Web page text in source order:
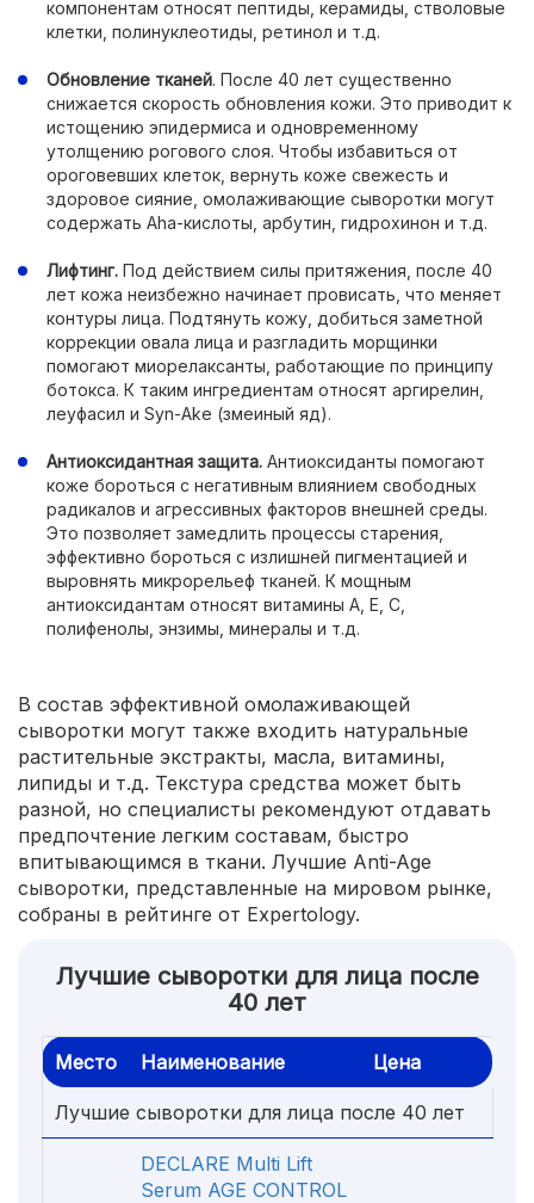
компонентам относят пептиды, керамиды, стволовые
клетки, полинуклеотиды, ретинол и т.д.
Обновление тканей. После 40 лет существенно
снижается скорость обновления кожи. Это приводит к
истощению эпидермиса и одновременному
утолщению рогового слоя. Чтобы избавиться от
ороговевших клеток, вернуть коже свежесть и
здоровое сияние, омолаживающие сыворотки могут
содержать Aha-кислоты, арбутин, гидрохинон и т.д.
Лифтинг. Под действием силы притяжения, после 40
лет кожа неизбежно начинает провисать, что меняет
контуры лица. Подтянуть кожу, добиться заметной
коррекции овала лица и разгладить морщинки
помогают миорелаксанты, работающие по принципу
ботокса. К таким ингредиентам относят аргирелин,
леуфасил и Syn-Ake (змеиный яд).
Антиоксидантная защита. Антиоксиданты помогают
коже бороться с негативным влиянием свободных
радикалов и агрессивных факторов внешней среды.
Это позволяет замедлить процессы старения,
эффективно бороться с излишней пигментацией и
выровнять микрорельеф тканей. К мощным
антиоксидантам относят витамины А, Е, С,
полифенолы, энзимы, минералы и т.д.
В состав эффективной омолаживающей
сыворотки могут также входить натуральные
растительные экстракты, масла, витамины,
липиды и т.д. Текстура средства может быть
разной, но специалисты рекомендуют отдавать
предпочтение легким составам, быстро
впитывающимся в ткани. Лучшие Anti-Age
сыворотки, представленные на мировом рынке,
собраны в рейтинге от Expertology.
Лучшие сыворотки для лица после
40 лет
Место Наименование Цена
Лучшие сыворотки для лица после 40 лет
DECLARE Multi Lift
Serum AGE CONTROL